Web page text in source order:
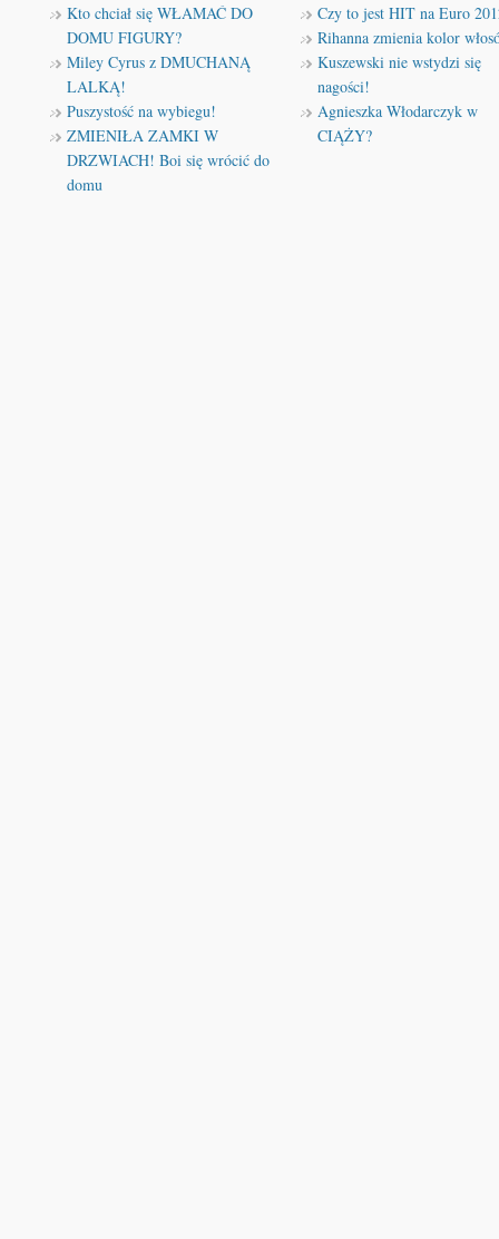
Kto chciał się WŁAMAĆ DO
DOMU FIGURY?
Miley Cyrus z DMUCHANĄ
LALKĄ!
Puszystość na wybiegu!
ZMIENIŁA ZAMKI W
DRZWIACH! Boi się wrócić do
domu
Czy to jest HIT na Euro
Rihanna zmienia kolor
Kuszewski nie wstydzi się
nagości!
Agnieszka Włodarczyk w
CIĄŻY?